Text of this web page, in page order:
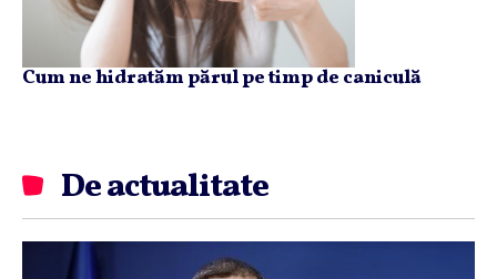
Cum ne hidratăm părul pe timp de caniculă
De actualitate